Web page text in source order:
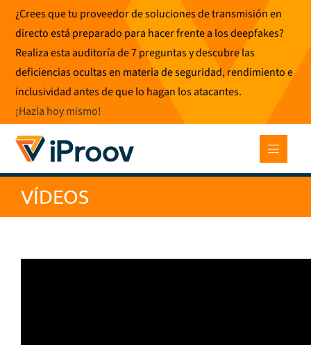
contenido
¿Crees que tu proveedor de soluciones de transmisión en
directo está preparado para hacer frente a los deepfakes?
Realiza esta auditoría de 7 preguntas y descubre las
deficiencias ocultas en materia de seguridad, rendimiento e
inclusividad antes de que lo hagan los atacantes.
¡Hazla hoy mismo!
VÍDEOS